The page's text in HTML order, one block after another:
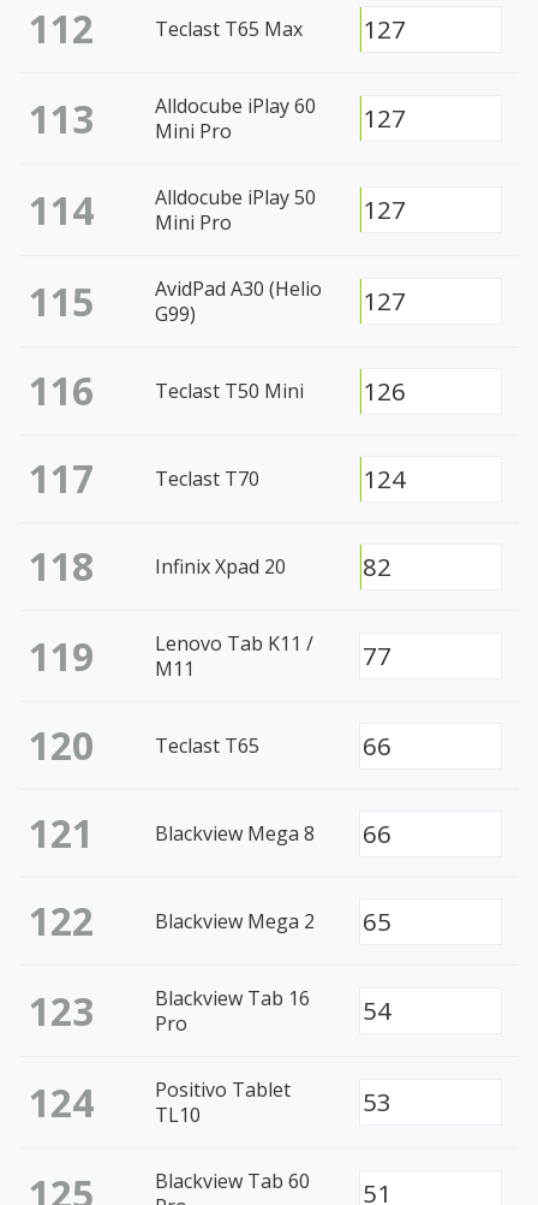
112 Teclast T65 Max 127
113
Alldocube iPlay 60
Mini Pro
127
114
Alldocube iPlay 50
Mini Pro
127
115
AvidPad A30 (Helio
G99)
127
116 Teclast T50 Mini 126
117 Teclast T70 124
118 Infinix Xpad 20 82
119
Lenovo Tab K11 /
M11
77
120 Teclast T65 66
121 Blackview Mega 8 66
122 Blackview Mega 2 65
123
Blackview Tab 16
Pro
54
124
Positivo Tablet
TL10
53
125
Blackview Tab 60
51